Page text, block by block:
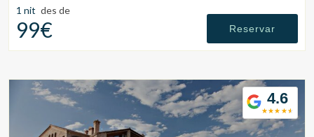
habitacions que disposen de banyera o llar de foc.
1 nit des de
99€ Reservar
4.6